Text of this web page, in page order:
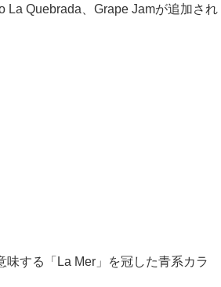
Quebrada、Grape Jamが追加され
する「La Mer」を冠した青系カラ